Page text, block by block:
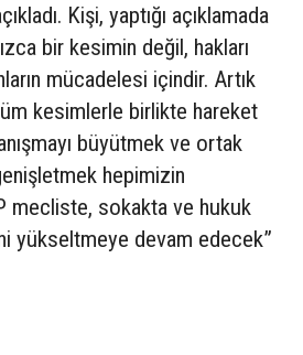
Kişi, yaptığı açıklamada
bir kesimin değil, hakları
mücadelesi içindir. Artık
kesimlerle birlikte hareket
büyütmek ve ortak
hepimizin
mecliste, sokakta ve hukuk
yükseltmeye devam edecek”